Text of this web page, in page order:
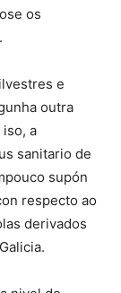
os
e
outra
a
sanitario de
supón
respecto ao
derivados